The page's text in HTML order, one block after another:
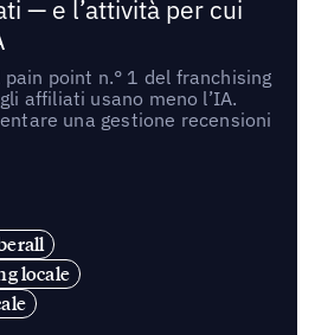
— e l’attività per cui
point n.° 1 del franchising
affiliati usano meno l’IA.
una gestione recensioni
locale